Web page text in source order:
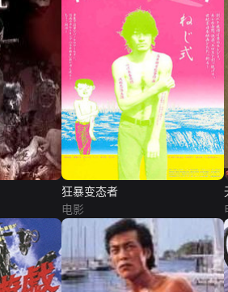
狂暴变态者
电影